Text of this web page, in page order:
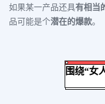
如果某一产品还具有相当
品可能是个潜在的爆款。
围绕“女